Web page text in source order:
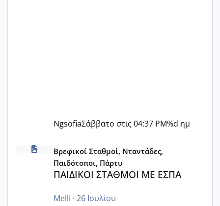
NgsofiaΣάββατο στις 04:37 PM%d ημ
ΠΑΙΔΙΚΟΙ ΣΤΑΘΜΟΙ ΜΕ ΕΣΠΑ
Βρεφικοί Σταθμοί, Νταντάδες,
Παιδότοποι, Πάρτυ
ΠΑΙΔΙΚΟΙ ΣΤΑΘΜΟΙ ΜΕ ΕΣΠΑ
Melli · 26 Ιουλίου